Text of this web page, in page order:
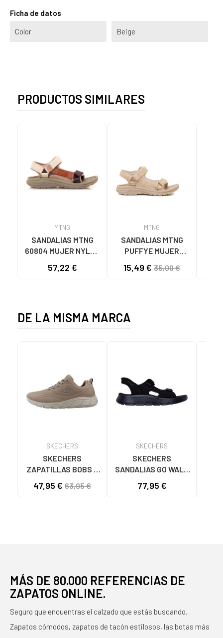
Ficha de datos
Color Beige
PRODUCTOS SIMILARES
MTNG
SANDALIAS MTNG
60804 MUJER NYLON
TAUPE C59615 - -
57,22 €
MTNG
SANDALIAS MTNG
PUFFYE MUJER
C60056 C60056 -
15,49 € 35,00 €
DE LA MISMA MARCA
SKECHERS
SKECHERS
ZAPATILLAS BOBS B
TAN 117715
47,95 € 63,95 €
SKECHERS
SKECHERS
SANDALIAS GO WALK
NEGRAS NEGRO
77,95 €
MÁS DE 80.000 REFERENCIAS DE
ZAPATOS ONLINE.
Seguro que encuentras el calzado que estás buscando.
Zapatos cómodos, zapatos de tacón estilosos, las botas más